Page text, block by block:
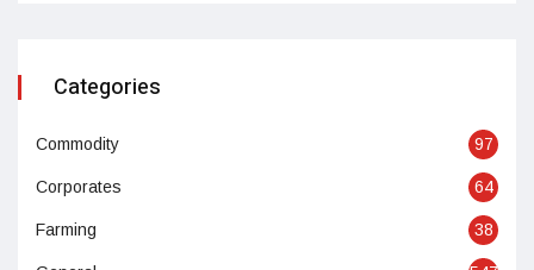
Categories
Commodity 97
Corporates 64
Farming 38